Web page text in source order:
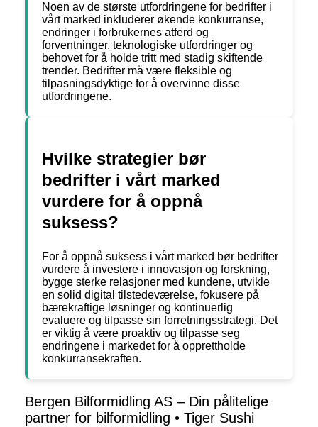
Noen av de største utfordringene for bedrifter i
vårt marked inkluderer økende konkurranse,
endringer i forbrukernes atferd og
forventninger, teknologiske utfordringer og
behovet for å holde tritt med stadig skiftende
trender. Bedrifter må være fleksible og
tilpasningsdyktige for å overvinne disse
utfordringene.
Hvilke strategier bør
bedrifter i vårt marked
vurdere for å oppnå
suksess?
For å oppnå suksess i vårt marked bør bedrifter
vurdere å investere i innovasjon og forskning,
bygge sterke relasjoner med kundene, utvikle
en solid digital tilstedeværelse, fokusere på
bærekraftige løsninger og kontinuerlig
evaluere og tilpasse sin forretningsstrategi. Det
er viktig å være proaktiv og tilpasse seg
endringene i markedet for å opprettholde
konkurransekraften.
Bergen Bilformidling AS – Din pålitelige
partner for bilformidling • Tiger Sushi